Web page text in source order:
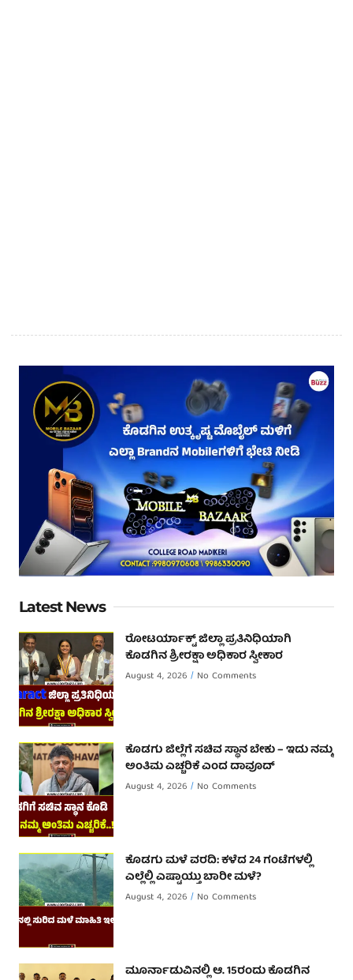
Latest News
ರೋಟರ್ಯಾಕ್ಟ್ ಜಿಲ್ಲಾ ಪ್ರತಿನಿಧಿಯಾಗಿ
ಕೊಡಗಿನ ಶ್ರೀರಕ್ಷಾ ಅಧಿಕಾರ ಸ್ವೀಕಾರ
August 4, 2026 No Comments
ಕೊಡಗು ಜಿಲ್ಲೆಗೆ ಸಚಿವ ಸ್ಥಾನ ಬೇಕು – ಇದು ನಮ್ಮ
ಅಂತಿಮ ಎಚ್ಚರಿಕೆ ಎಂದ ದಾವೂದ್ ‌
August 4, 2026 No Comments
ಕೊಡಗು ಮಳೆ ವರದಿ: ಕಳೆದ 24 ಗಂಟೆಗಳಲ್ಲಿ
ಎಲ್ಲೆಲ್ಲಿ ಎಷ್ಟಾಯ್ತು ಬಾರೀ ಮಳೆ?
August 4, 2026 No Comments
ಮೂರ್ನಾಡುವಿನಲ್ಲಿ ಆ. 15ರಂದು ಕೊಡಗಿನ